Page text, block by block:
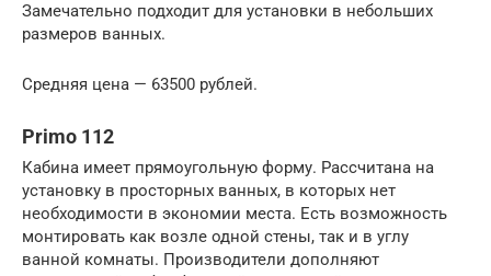
Замечательно подходит для установки в небольших
размеров ванных.
Средняя цена — 63500 рублей.
Primo 112
Кабина имеет прямоугольную форму. Рассчитана на
установку в просторных ванных, в которых нет
необходимости в экономии места. Есть возможность
монтировать как возле одной стены, так и в углу
ванной комнаты. Производители дополняют